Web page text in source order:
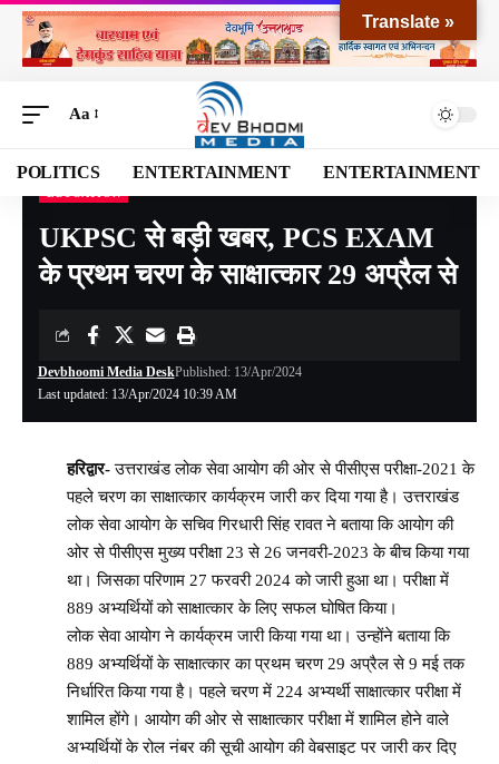
Aa
POLITICS ENTERTAINMENT ENTERTAINMENT
Devbhoomi Media >Blog>EDUCATION> UKPSC से बड़ी खबर, PCS EXAM के प्रथम चरण के साक्षात्कार 29 अप्रैल से
UKPSC से बड़ी खबर, PCS EXAM
के प्रथम चरण के साक्षात्कार 29 अप्रैल से
Last updated: 13/Apr/2024 10:39 AM
Devbhoomi Media DeskPublished: 13/Apr/2024
हरिद्वार-उत्तराखंड लोक सेवा आयोग की ओर से पीसीएस परीक्षा-2021 के
पहले चरण का साक्षात्कार कार्यक्रम जारी कर दिया गया है। उत्तराखंड
लोक सेवा आयोग के सचिव गिरधारी सिंह रावत ने बताया कि आयोग की
ओर से पीसीएस मुख्य परीक्षा 23 से 26 जनवरी-2023 के बीच किया गया
था। जिसका परिणाम 27 फरवरी 2024 को जारी हुआ था। परीक्षा में
889 अभ्यर्थियों को साक्षात्कार के लिए सफल घोषित किया।
लोक सेवा आयोग ने कार्यक्रम जारी किया गया था। उन्होंने बताया कि
889 अभ्यर्थियों के साक्षात्कार का प्रथम चरण 29 अप्रैल से 9 मई तक
निर्धारित किया गया है। पहले चरण में 224 अभ्यर्थी साक्षात्कार परीक्षा में
शामिल होंगे। आयोग की ओर से साक्षात्कार परीक्षा में शामिल होने वाले
अभ्यर्थियों के रोल नंबर की सूची आयोग की वेबसाइट पर जारी कर दिए
Translate »